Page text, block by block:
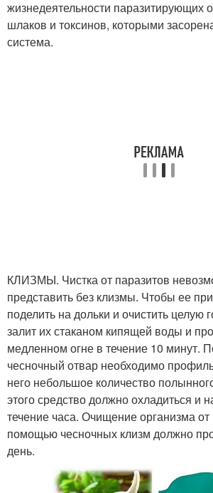
жизнедеятельности паразитирующих
шлаков и токсинов, которыми
система.
КЛИЗМЫ. Чистка от паразитов
представить без клизмы. Чтобы ее
поделить на дольки и очистить целую
залит их стаканом кипящей воды и
медленном огне в течение 10 минут.
чесночный отвар необходимо
него небольшое количество
этого средство должно охладиться и
течение часа. Очищение организма от
помощью чесночных клизм должно
день.